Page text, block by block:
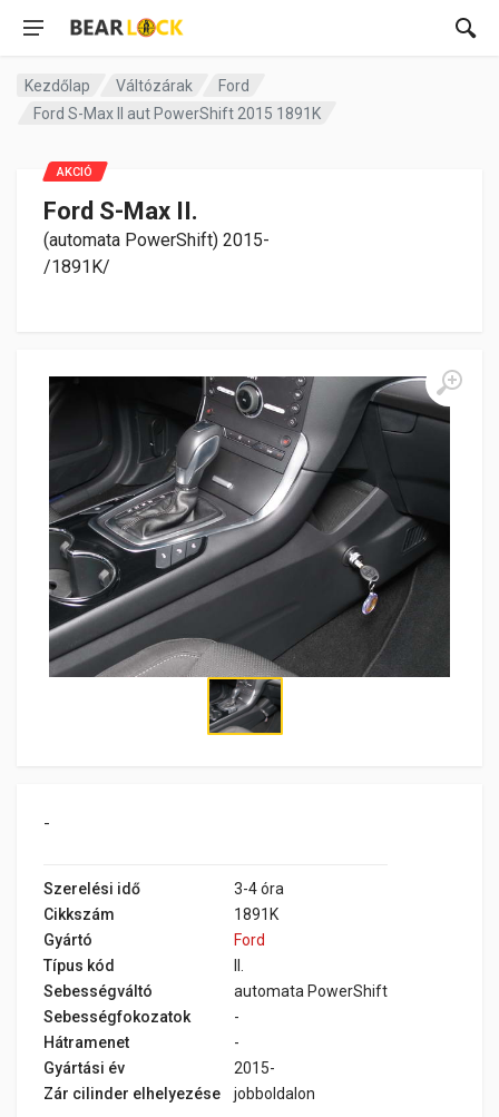
Kezdőlap Váltózárak
Ford
Ford S-Max II aut PowerShift 2015 1891K
Ford S-Max II.
(automata PowerShift) 2015-
/1891K/
-
AKCIÓ
Szerelési idő
3-4 óra
Cikkszám
1891K
Gyártó
Ford
Típus kód
Sebességváltó
automata PowerShift
Sebességfokozatok
-
Hátramenet
-
Gyártási év
2015-
Zár cilinder elhelyezése
jobboldalon